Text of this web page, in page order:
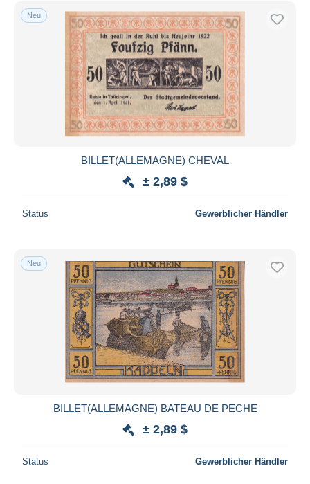
Neu
BILLET(ALLEMAGNE) CHEVAL
± 2,89 $
Status Gewerblicher Händler
Neu
BILLET(ALLEMAGNE) BATEAU DE PECHE
± 2,89 $
Status Gewerblicher Händler